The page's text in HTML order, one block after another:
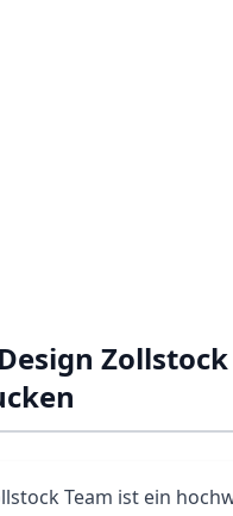
Design
Team ist ein